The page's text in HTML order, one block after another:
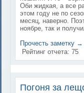
Оби жидкая, а все
этом году не по
месяц, наверно.
ноябре, так и
Прочесть заметку →
Рейтинг отчета:75
Погоня за